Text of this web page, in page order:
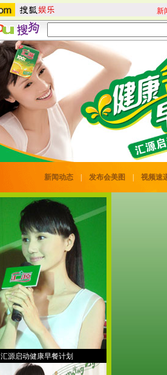
新
新闻动态 发布会美图 视频速
汇源启动健康早餐计划